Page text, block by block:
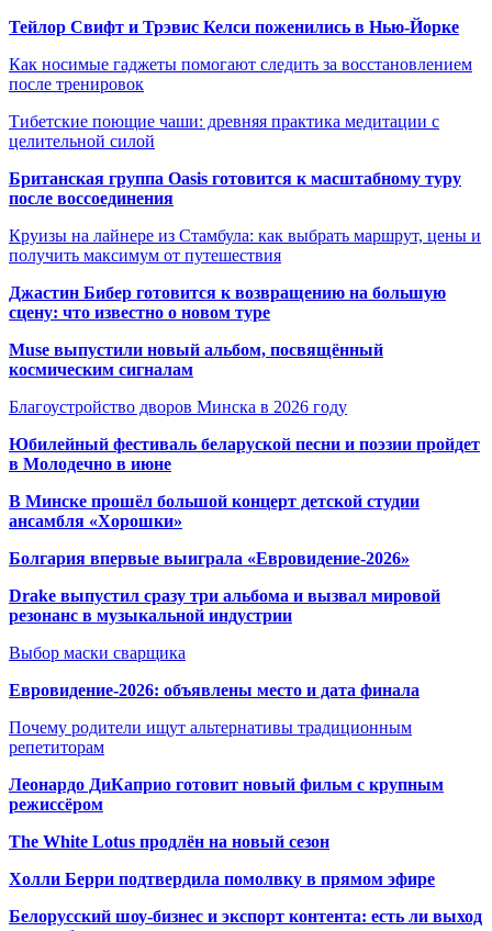
Тейлор Свифт и Трэвис Келси поженились в Нью-Йорке
Как носимые гаджеты помогают следить за восстановлением
после тренировок
Тибетские поющие чаши: древняя практика медитации с
целительной силой
Британская группа Oasis готовится к масштабному туру
после воссоединения
Круизы на лайнере из Стамбула: как выбрать маршрут, цены и
получить максимум от путешествия
Джастин Бибер готовится к возвращению на большую
сцену: что известно о новом туре
Muse выпустили новый альбом, посвящённый
космическим сигналам
Благоустройство дворов Минска в 2026 году
Юбилейный фестиваль беларуской песни и поэзии пройдет
в Молодечно в июне
В Минске прошёл большой концерт детской студии
ансамбля «Хорошки»
Болгария впервые выиграла «Евровидение-2026»
Drake выпустил сразу три альбома и вызвал мировой
резонанс в музыкальной индустрии
Выбор маски сварщика
Евровидение-2026: объявлены место и дата финала
Почему родители ищут альтернативы традиционным
репетиторам
Леонардо ДиКаприо готовит новый фильм с крупным
режиссёром
The White Lotus продлён на новый сезон
Холли Берри подтвердила помолвку в прямом эфире
Белорусский шоу-бизнес и экспорт контента: есть ли выход